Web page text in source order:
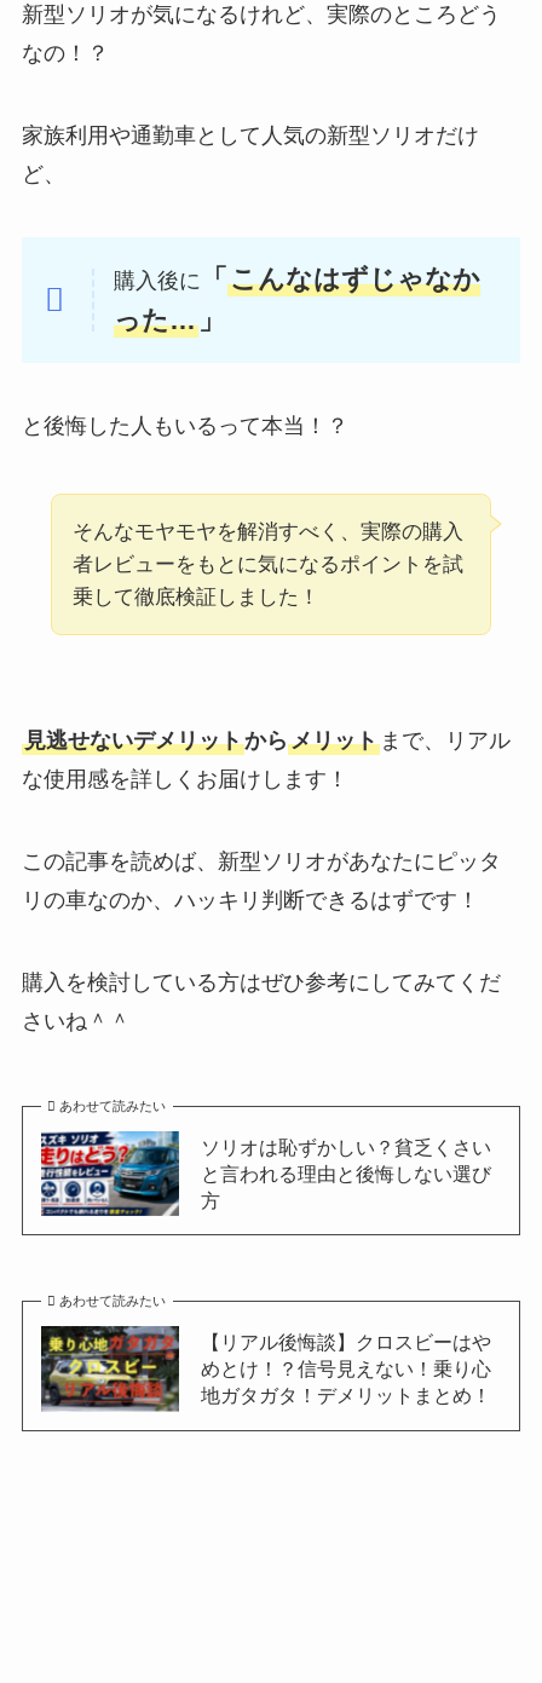
新型ソリオが気になるけれど、実際のところどう
なの！？
家族利用や通勤車として人気の新型ソリオだけ
ど、
購入後に 「こんなはずじゃなか
った… 」
と後悔した人もいるって本当！？
そんなモヤモヤを解消すべく、実際の購入
者レビューをもとに気になるポイントを試
乗して徹底検証しました！
見逃せないデメリットからメリットまで、リアル
な使用感を詳しくお届けします！
この記事を読めば、新型ソリオがあなたにピッタ
リの車なのか、ハッキリ判断できるはずです！
購入を検討している方はぜひ参考にしてみてくだ
さいね＾＾
あわせて読みたい
ソリオは恥ずかしい？貧乏くさい
と言われる理由と後悔しない選び
方
あわせて読みたい
【リアル後悔談】クロスビーはや
めとけ！？信号見えない！乗り心
地ガタガタ！デメリットまとめ！